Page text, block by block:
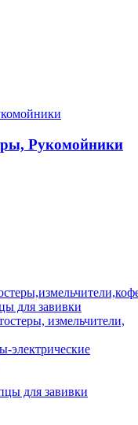
Рукомойники
для завивки
измельчители,
электрические
для завивки